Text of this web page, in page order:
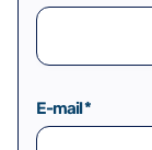
E-mail*